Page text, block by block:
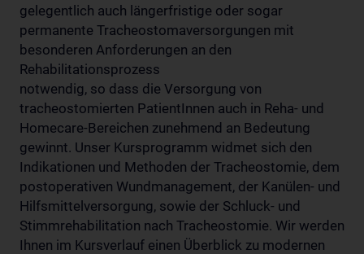
gelegentlich auch längerfristige oder sogar
permanente Tracheostomaversorgungen mit
besonderen Anforderungen an den
Rehabilitationsprozess
notwendig, so dass die Versorgung von
tracheostomierten PatientInnen auch in Reha- und
Homecare-Bereichen zunehmend an Bedeutung
gewinnt. Unser Kursprogramm widmet sich den
Indikationen und Methoden der Tracheostomie, dem
postoperativen Wundmanagement, der Kanülen- und
Hilfsmittelversorgung, sowie der Schluck- und
Stimmrehabilitation nach Tracheostomie. Wir werden
Ihnen im Kursverlauf einen Überblick zu modernen